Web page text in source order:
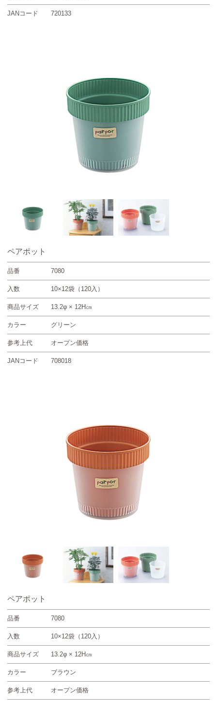
JANコード 720133
ペアポット
品番 7080
入数 10×12袋（120入）
商品サイズ 13.2φ × 12H㎝
カラー グリーン
参考上代 オープン価格
JANコード 708018
ペアポット
品番 7080
入数 10×12袋（120入）
商品サイズ 13.2φ × 12H㎝
カラー ブラウン
参考上代 オープン価格